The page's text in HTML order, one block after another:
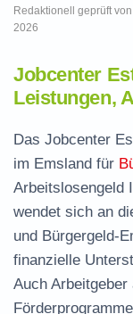
Redaktionell geprüft
2026
Jobcenter
Leistungen,
Das Jobcenter
im Emsland für
Arbeitslosengeld
wendet sich an
und Bürgergeld-
finanzielle
Auch